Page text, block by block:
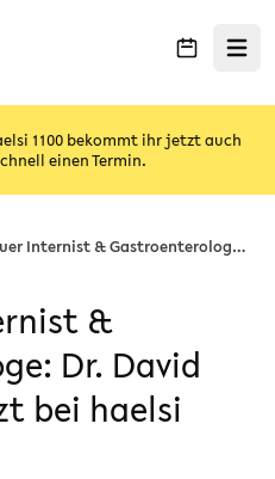
Menü
1100 bekommt ihr jetzt auch
einen Termin.
Dein neuer Internist & Gastroenterologe: Dr. David Lamprecht jetzt bei haelsi 1020 ✨
&
Dr. David
bei haelsi